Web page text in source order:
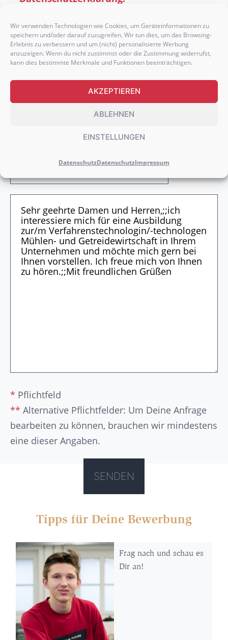
Wir verwenden Technologien wie Cookies, um Geräteinformationen zu
speichern und/oder darauf zuzugreifen. Wir tun dies, um das Browsing-
Erlebnis zu verbessern und um (nicht) personalisierte Werbung
anzuzeigen. Wenn du nicht zustimmst oder die Zustimmung widerrufst,
kann dies bestimmte Merkmale und Funktionen beeinträchtigen.
AKZEPTIEREN
ABLEHNEN
EINSTELLUNGEN
DatenschutzDatenschutzImpressum
DEINE DOKUMENTE
Optionalkannst Du die wichtigsten Nachweise
wie deinAbschlusszeugnis, deinen
Anschreibenoder etwaige
hier einfügen.
* Pflichtfeld
** Alternative Pflichtfelder: Um Deine Anfrage
bearbeiten zu können, brauchen wir mindestens
eine dieser Angaben.
Tipps für Deine Bewerbung
Frag nach und schau es
Dir an!